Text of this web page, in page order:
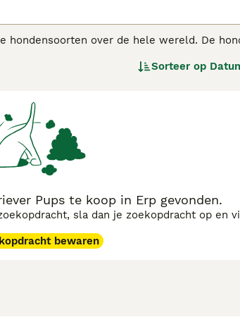
hondensoorten over de hele wereld. De
worden nog steeds in het "veld"
hondenras.
Sorteer op
Pups te koop in Erp gevonden.
sla dan je zoekopdracht op en
bewaren